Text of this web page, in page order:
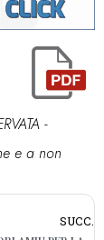
-
e a non
SUCC.